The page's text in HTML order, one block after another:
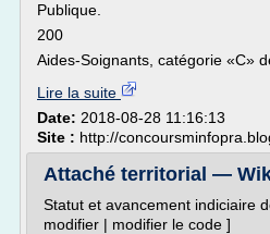
Publique.
200
Aides-Soignants, catégorie «C»
Lire la suite
Date: 2018-08-28 11:16:13
Site : http://
Attaché territorial —
Statut et avancement indiciaire
modifier | modifier le code ]